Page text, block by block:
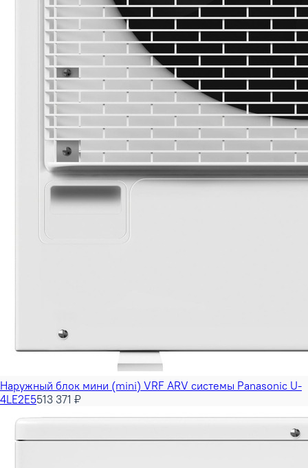
Наружный блок мини (mini) VRF ARV системы Panasonic U-
4LE2E5513 371 ₽